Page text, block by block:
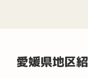
愛媛県地区